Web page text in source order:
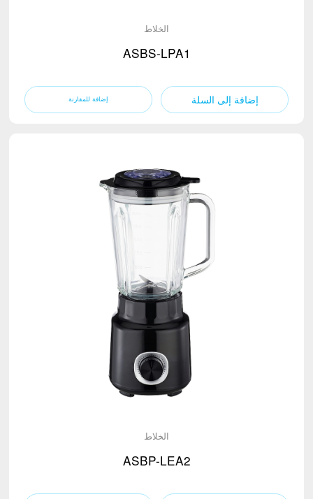
الخلاط
ASBS-LPA1
إضافة إلى السلة
الخلاط
ASBP-LEA2